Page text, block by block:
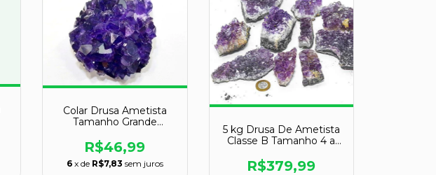
Colar Drusa Ametista
Tamanho Grande
Prateado
R$46,99
6 x de R$7,83 sem juros
5 kg Drusa De Ametista
Classe B Tamanho 4 a
Natural
R$379,99